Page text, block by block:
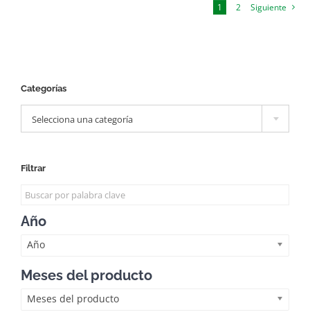
1 2 Siguiente
Categorías
Selecciona una categoría
Filtrar
Año
Año
Meses del producto
Meses del producto